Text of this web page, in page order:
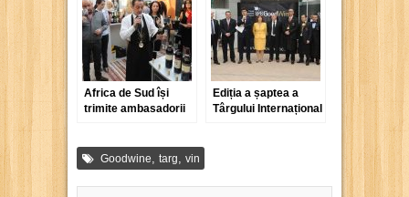
Africa de Sud își
trimite ambasadorii
Ediția a șaptea a
Târgului Internațional
Goodwine targ vin